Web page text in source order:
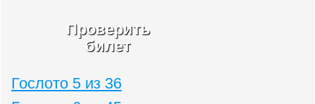
Проверить
билет
Гослото 5 из 36